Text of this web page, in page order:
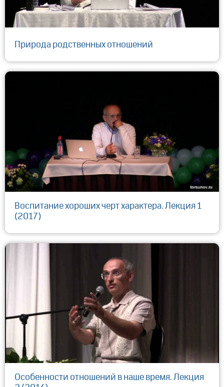
Природа родственных отношений
Воспитание хороших черт характера. Лекция 1
(2017)
Особенности отношений в наше время. Лекция